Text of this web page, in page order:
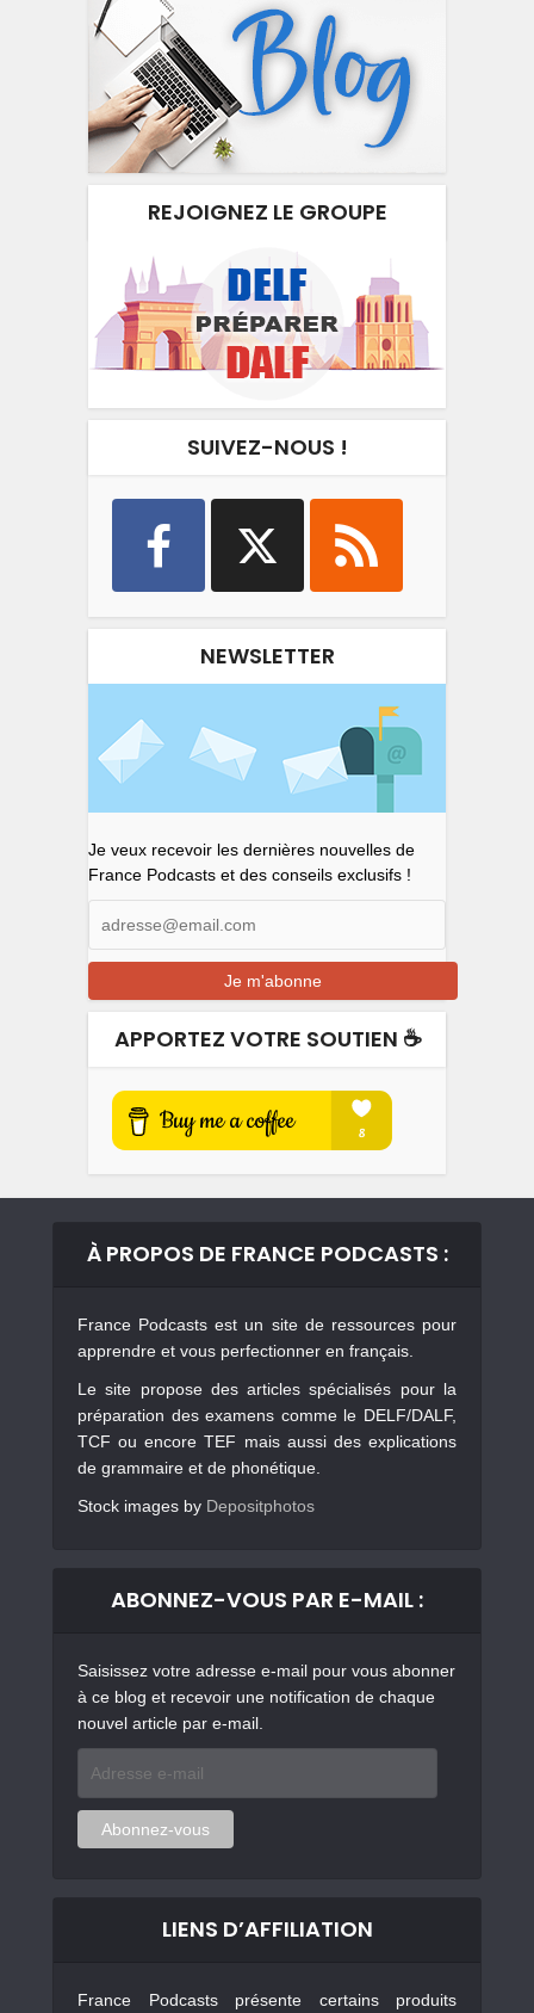
REJOIGNEZ LE GROUPE
SUIVEZ-NOUS !
NEWSLETTER
Je veux recevoir les dernières nouvelles de
France Podcasts et des conseils exclusifs !
APPORTEZ VOTRE SOUTIEN ☕️
À PROPOS DE FRANCE PODCASTS :
France Podcasts est un site de ressources pour
apprendre et vous perfectionner en français.
Le site propose des articles spécialisés pour la
préparation des examens comme le DELF/DALF,
TCF ou encore TEF mais aussi des explications
de grammaire et de phonétique.
Stock images by Depositphotos
ABONNEZ-VOUS PAR E-MAIL :
Saisissez votre adresse e-mail pour vous abonner
à ce blog et recevoir une notification de chaque
nouvel article par e-mail.
mail
Abonnez-vous
LIENS D’AFFILIATION
France Podcasts présente certains produits